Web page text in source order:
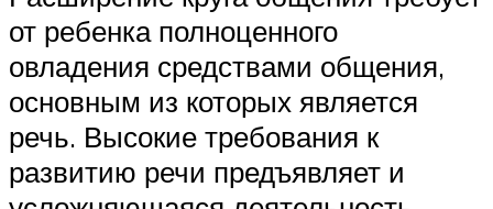
от ребенка полноценного
овладения средствами общения,
основным из которых является
речь. Высокие требования к
развитию речи предъявляет и